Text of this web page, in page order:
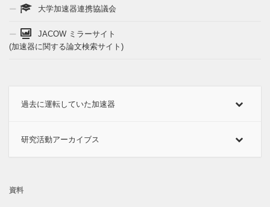
大学加速器連携協議会
JACOW ミラーサイト
(加速器に関する論文検索サイト)
過去に運転していた加速器
研究活動アーカイブス
資料